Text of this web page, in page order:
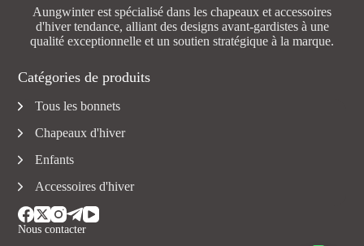
Aungwinter est spécialisé dans les chapeaux et accessoires
d'hiver tendance, alliant des designs avant-gardistes à une
qualité exceptionnelle et un soutien stratégique à la marque.
Nous contacter
Catégories de produits
Tous les bonnets
Chapeaux d'hiver
Enfants
Accessoires d'hiver